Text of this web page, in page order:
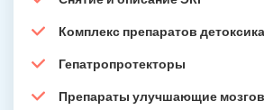
Комплекс препаратов
Гепатропротекторы
Препараты улучшающие